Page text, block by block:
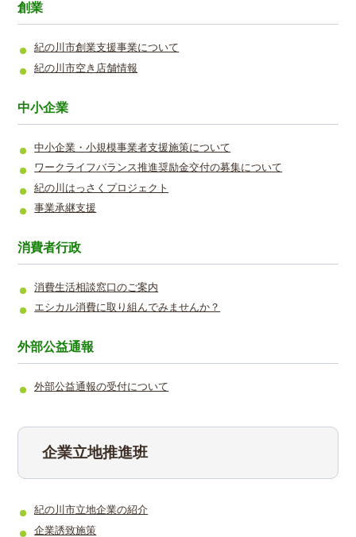
創業
紀の川市創業支援事業について
紀の川市空き店舗情報
中小企業
中小企業・小規模事業者支援施策について
ワークライフバランス推進奨励金交付の募集について
紀の川はっさくプロジェクト
事業承継支援
消費者行政
消費生活相談窓口のご案内
エシカル消費に取り組んでみませんか？
外部公益通報
外部公益通報の受付について
企業立地推進班
紀の川市立地企業の紹介
企業誘致施策